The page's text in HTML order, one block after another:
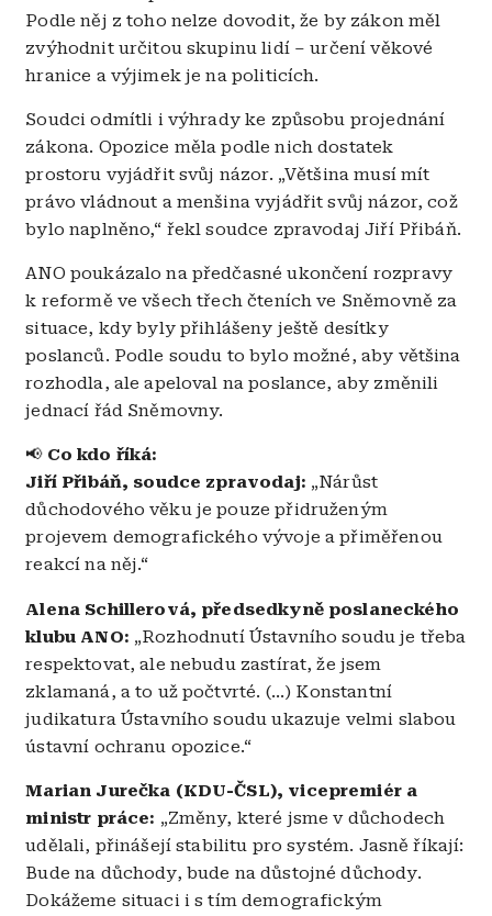
Podle něj z toho nelze dovodit, že by zákon měl
zvýhodnit určitou skupinu lidí – určení věkové
hranice a výjimek je na politicích.
Soudci odmítli i výhrady ke způsobu projednání
zákona. Opozice měla podle nich dostatek
prostoru vyjádřit svůj názor. „Většina musí mít
právo vládnout a menšina vyjádřit svůj názor, což
bylo naplněno,“ řekl soudce zpravodaj Jiří Přibáň.
ANO poukázalo na předčasné ukončení rozpravy
k reformě ve všech třech čteních ve Sněmovně za
situace, kdy byly přihlášeny ještě desítky
poslanců. Podle soudu to bylo možné, aby většina
rozhodla, ale apeloval na poslance, aby změnili
jednací řád Sněmovny.
📢 Co kdo říká:
Jiří Přibáň, soudce zpravodaj: „Nárůst
důchodového věku je pouze přidruženým
projevem demografického vývoje a přiměřenou
reakcí na něj.“
Alena Schillerová, předsedkyně poslaneckého
klubu ANO: „Rozhodnutí Ústavního soudu je třeba
respektovat, ale nebudu zastírat, že jsem
zklamaná, a to už počtvrté. (...) Konstantní
judikatura Ústavního soudu ukazuje velmi slabou
ústavní ochranu opozice.“
Marian Jurečka (KDU-ČSL), vicepremiér a
ministr práce: „Změny, které jsme v důchodech
udělali, přinášejí stabilitu pro systém. Jasně říkají:
Bude na důchody, bude na důstojné důchody.
Dokážeme situaci i s tím demografickým